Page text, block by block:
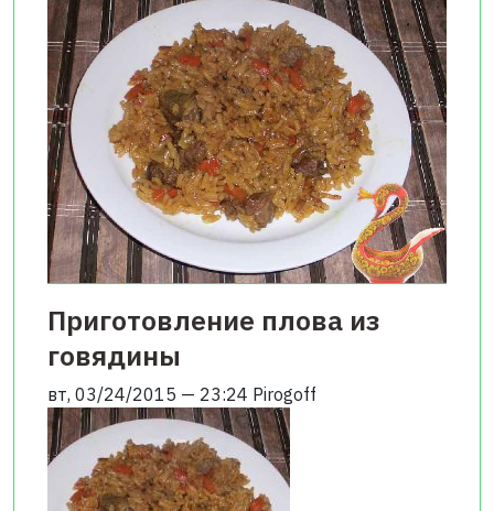
Приготовление плова из
говядины
вт, 03/24/2015 — 23:24 Pirogoff